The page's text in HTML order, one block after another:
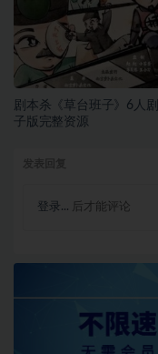
剧本杀《草台班子》6人
子版完整资源
登录... 后才能评论